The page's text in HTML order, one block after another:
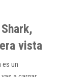
vista
es un